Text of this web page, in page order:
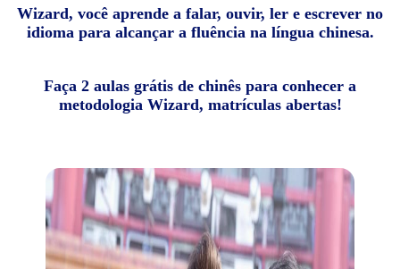
Wizard, você aprende a falar, ouvir, ler e escrever no
idioma para alcançar a fluência na língua chinesa.
Faça 2 aulas grátis de chinês para conhecer a
metodologia Wizard, matrículas abertas!